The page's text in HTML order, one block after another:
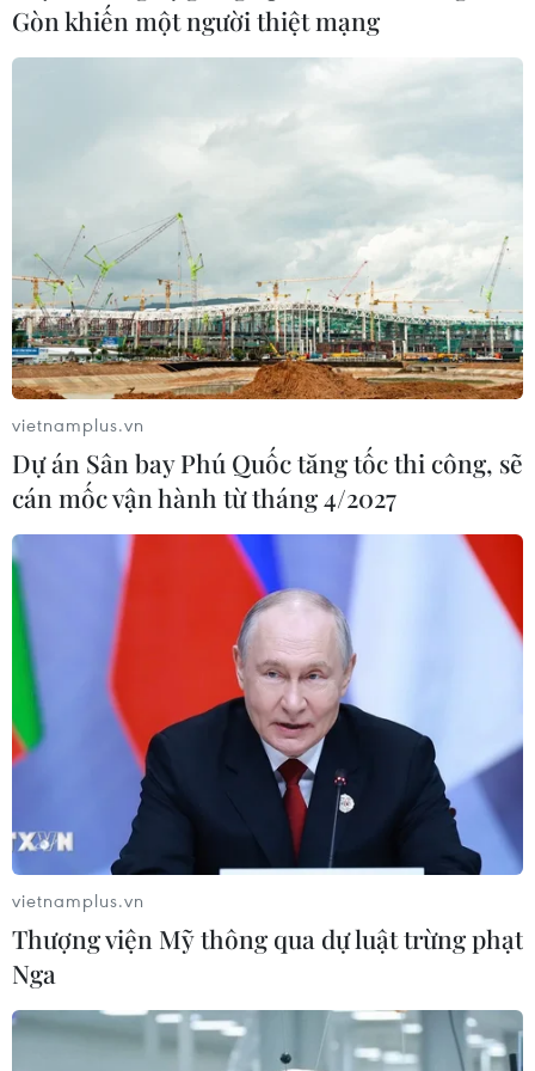
ánh các vụ việc có tính chất bài Do Thái.
Gòn khiến một người thiệt mạng
vietnamplus.vn
Dự án Sân bay Phú Quốc tăng tốc thi công, sẽ
cán mốc vận hành từ tháng 4/2027
vietnamplus.vn
Thượng viện Mỹ thông qua dự luật trừng phạt
Nga